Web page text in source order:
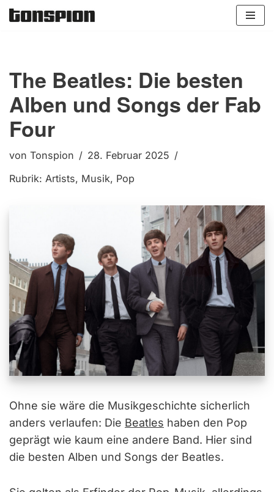
The Beatles: Die besten
Alben und Songs der Fab
Four
von Tonspion
28. Februar 2025
Rubrik: Artists, Musik, Pop
Ohne sie wäre die Musikgeschichte sicherlich
anders verlaufen: Die Beatles haben den Pop
geprägt wie kaum eine andere Band. Hier sind
die besten Alben und Songs der Beatles.